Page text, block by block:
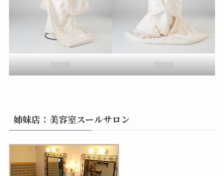
KS038 KS038
姉妹店：美容室スールサロン